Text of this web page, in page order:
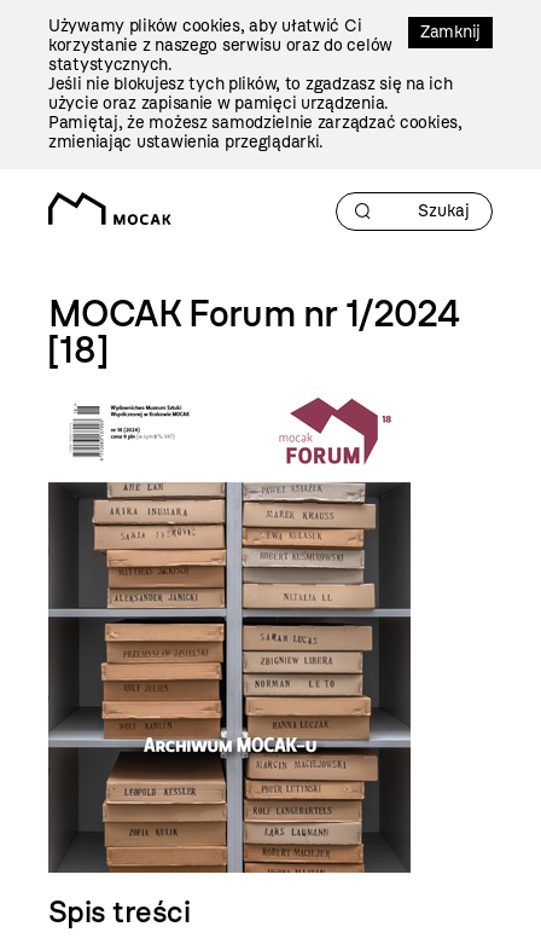
Zamknij
Używamy plików cookies, aby ułatwić Ci
korzystanie z naszego serwisu oraz do celów
statystycznych.
Jeśli nie blokujesz tych plików, to zgadzasz się na ich
użycie oraz zapisanie w pamięci urządzenia.
Pamiętaj, że możesz samodzielnie zarządzać cookies,
zmieniając ustawienia przeglądarki.
MOCAK Forum nr 1/2024
[18]
Spis treści